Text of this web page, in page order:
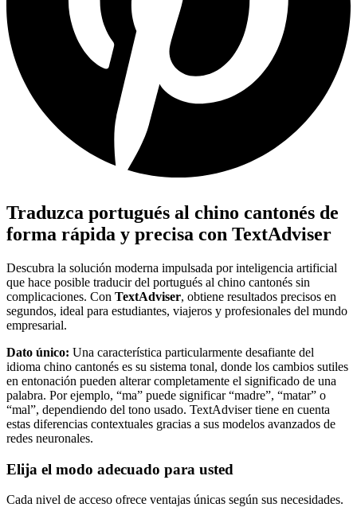
Traduzca portugués al chino cantonés de
forma rápida y precisa con TextAdviser
Descubra la solución moderna impulsada por inteligencia artificial
que hace posible traducir del portugués al chino cantonés sin
complicaciones. Con TextAdviser, obtiene resultados precisos en
segundos, ideal para estudiantes, viajeros y profesionales del mundo
empresarial.
Dato único: Una característica particularmente desafiante del
idioma chino cantonés es su sistema tonal, donde los cambios sutiles
en entonación pueden alterar completamente el significado de una
palabra. Por ejemplo, “ma” puede significar “madre”, “matar” o
“mal”, dependiendo del tono usado. TextAdviser tiene en cuenta
estas diferencias contextuales gracias a sus modelos avanzados de
redes neuronales.
Elija el modo adecuado para usted
Cada nivel de acceso ofrece ventajas únicas según sus necesidades.